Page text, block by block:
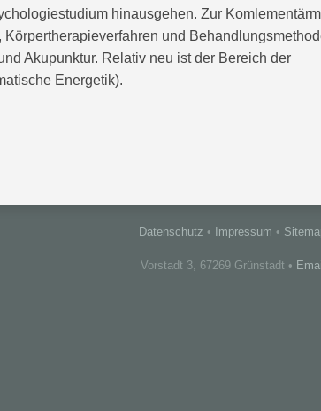
hinausgehen. Zur
und
Akupunktur. Relativ neu ist der Bereich der
Energetik).
Datenschutz • Impressum •
Vorstadt 3, 67269 Grünstadt • Email